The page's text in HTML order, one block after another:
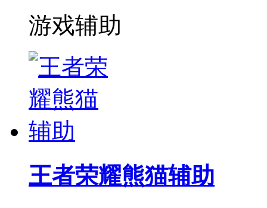
游戏辅助
王者荣耀熊猫辅助